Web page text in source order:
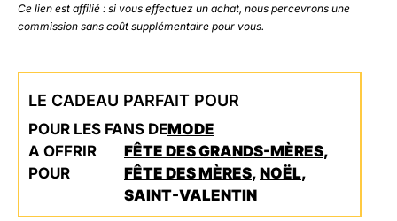
Ce lien est affilié : si vous effectuez un achat, nous percevrons une
commission sans coût supplémentaire pour vous.
LE CADEAU PARFAIT POUR
POUR LES FANS DEMODE
A OFFRIR
POUR
FÊTE DES GRANDS-MÈRES,
FÊTE DES MÈRES, NOËL,
SAINT-VALENTIN